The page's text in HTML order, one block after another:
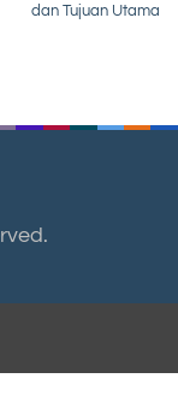
dan Tujuan Utama